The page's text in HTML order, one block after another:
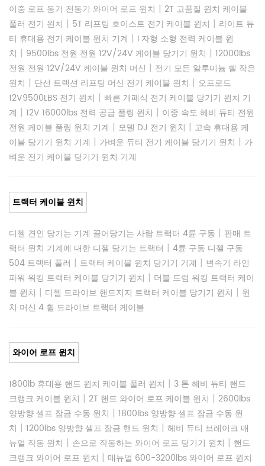
이중 로프 동기 전동기 와이어 로프 윈치 | 2T 고품질 윈치 케이블
풀러 전기 윈치 | 5T 리프팅 호이스트 전기 케이블 윈치 | 라이트 듀
티 휴대용 전기 케이블 윈치 기계 | I 자형 소형 전력 케이블 윈
치 | 9500lbs 전원 전원 12V/24V 케이블 당기기 윈치 | 12000lbs
전원 전원 12V/24V 케이블 윈치 머신 | 전기 모든 알루미늄 쉘 작은
윈치 | 단선 트랙션 리프팅 머신 전기 케이블 윈치 | 오프로드
12V9500LBS 전기 윈치 | 빠른 개폐식 전기 케이블 당기기 윈치 기
계 | 12V 16000lbs 전력 공급 풀링 윈치 | 이중 속도 헤비 듀티 전원
전원 케이블 풀링 윈치 기계 | 모델 DJ 전기 윈치 | 고속 휴대용 케
이블 당기기 윈치 기계 | 가벼운 듀티 전기 케이블 당기기 윈치 | 가
벼운 전기 케이블 당기기 윈치 기계
트랙터 케이블 윈치
디젤 견인 당기는 기계 끌어당기는 사람 트랙터 4륜 구동 | 판매 트
랙터 윈치 기계에 대한 디젤 당기는 트랙터 | 4륜 구동 디젤 구동
504 트랙터 풀러 | 트랙터 케이블 윈치 당기기 기계 | 변속기 라인
파워 워킹 트랙터 케이블 당기기 윈치 | 더블 드럼 워킹 트랙터 케이
블 윈치 | 디젤 드라이브 핸드지지 트랙터 케이블 당기기 윈치 | 윈
치 머신 4 휠 드라이브 트랙터 케이블
와이어 로프 윈치
1800lb 휴대용 핸드 윈치 케이블 풀러 윈치 | 3 톤 헤비 듀티 핸드
크랭크 케이블 윈치 | 2T 핸드 와이어 로프 케이블 윈치 | 2600lbs
양방향 셀프 잠금 수동 윈치 | 1800lbs 양방향 셀프 잠금 수동 윈
치 | 1200lbs 양방향 셀프 잠금 핸드 윈치 | 헤비 듀티 브레이크 매
뉴얼 작동 윈치 | 손으로 작동하는 와이어 로프 당기기 윈치 | 핸드
크랭크 와이어 로프 윈치 | 매뉴얼 600-3200lbs 와이어 로프 윈치